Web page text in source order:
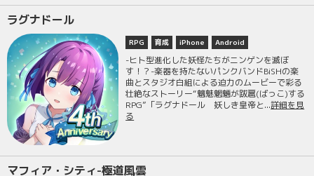
ラグナドール
RPG 育成 iPhone Android
-ヒト型進化した妖怪たちがニンゲンを滅ぼ
す！？-楽器を持たないパンクバンドBiSHの楽
曲とスタジオ白組による迫力のムービーで彩る
壮絶なストーリー“魑魅魍魎が跋扈(ばっこ)する
RPG”「ラグナドール 妖しき皇帝と...詳細を見
る
マフィア・シティ-極道風雲